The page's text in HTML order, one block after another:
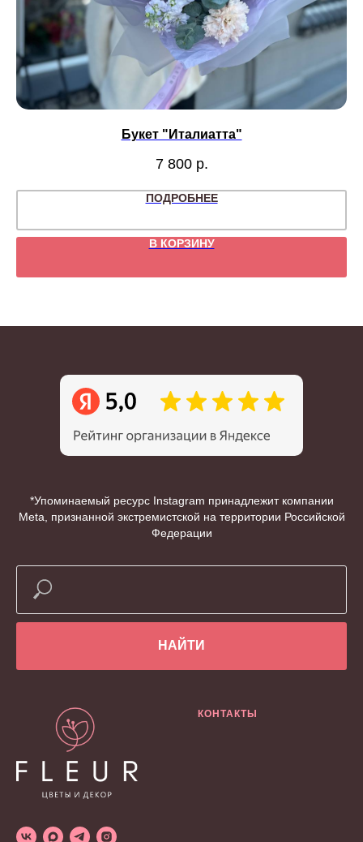
Букет "Италиатта"
7 800 р.
ПОДРОБНЕЕ
В КОРЗИНУ
*Упоминаемый ресурс Instagram принадлежит компании
Meta, признанной экстремистской на территории Российской
Федерации
НАЙТИ
КОНТАКТЫ